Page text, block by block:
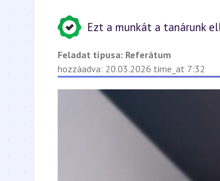
Ezt a munkát a tanárunk
Feladat típusa: Referátum
hozzáadva: 20.03.2026 time_at 7:32